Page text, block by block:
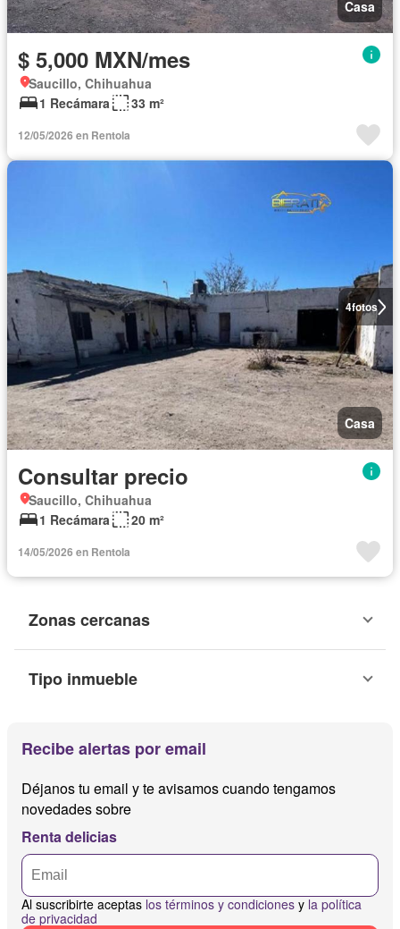
Casa
$ 5,000 MXN/mes
Saucillo, Chihuahua
1 Recámara
33 m²
12/05/2026 en Rentola
4fotos
Casa
Consultar precio
Saucillo, Chihuahua
1 Recámara
20 m²
14/05/2026 en Rentola
Zonas cercanas
Tipo inmueble
Recibe alertas por email
Déjanos tu email y te avisamos cuando tengamos
novedades sobre
Renta delicias
Al suscribirte aceptas los términos y condiciones y la política
de privacidad